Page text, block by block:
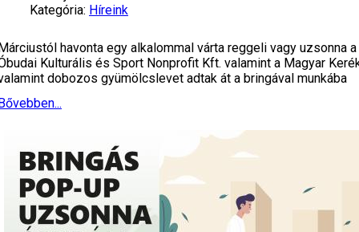
Kategória: Híreink
havonta egy alkalommal várta reggeli vagy uzsonna
Kulturális és Sport Nonprofit Kft. valamint a Magyar
dobozos gyümölcslevet adtak át a bringával munkába